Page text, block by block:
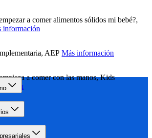
a comer alimentos sólidos mi bebé?,
información
AEP Más información
a comer con las manos, Kids